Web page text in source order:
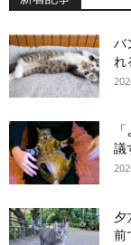
バ
れ
議
夕
前